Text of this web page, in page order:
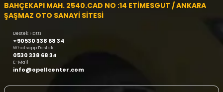
BAHÇEKAPI MAH. 2540.CAD NO :14 ETİMESGUT / ANKARA
ŞAŞMAZ OTO SANAYİ SİTESİ
Destek Hattı
+90530 338 68 34
Whatsapp Destek
0530 338 68 34
E-Mail
info@opellcenter.com